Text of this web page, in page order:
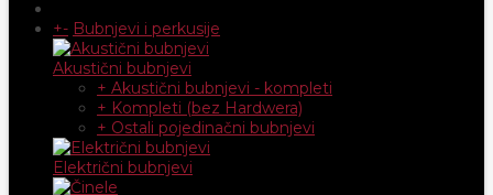
+- Bubnjevi i perkusije
Akustični bubnjevi
+ Akustični bubnjevi - kompleti
+ Kompleti (bez Hardwera)
+ Ostali pojedinačni bubnjevi
Električni bubnjevi